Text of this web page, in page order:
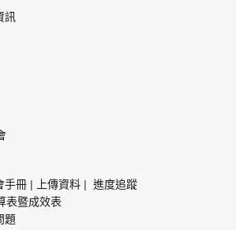
訊
手冊 | 上傳資料 | 進度追蹤
表暨成效表
題